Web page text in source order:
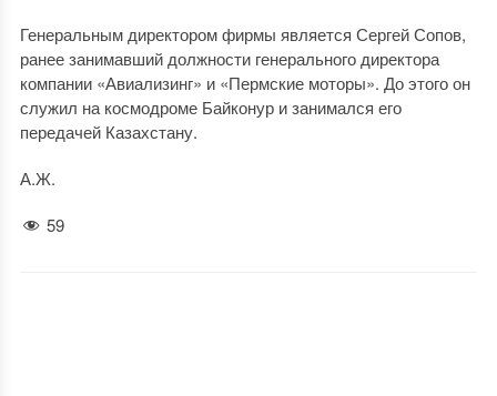
Генеральным директором фирмы является Сергей Сопов,
ранее занимавший должности генерального директора
компании «Авиализинг» и «Пермские моторы». До этого он
служил на космодроме Байконур и занимался его
передачей Казахстану.
А.Ж.
59